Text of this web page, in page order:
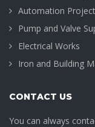
Automation
Pump and Valve
Electrical Works
Iron and Building
CONTACT US
You can always